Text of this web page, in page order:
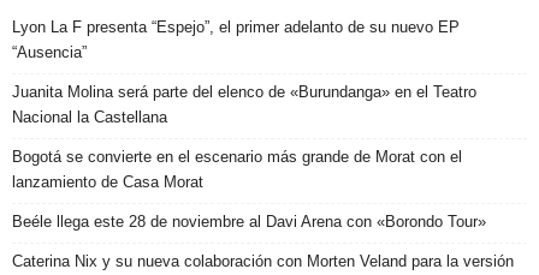
Lyon La F presenta “Espejo”, el primer adelanto de su nuevo EP
“Ausencia”
Juanita Molina será parte del elenco de «Burundanga» en el Teatro
Nacional la Castellana
Bogotá se convierte en el escenario más grande de Morat con el
lanzamiento de Casa Morat
Beéle llega este 28 de noviembre al Davi Arena con «Borondo Tour»
Caterina Nix y su nueva colaboración con Morten Veland para la versión